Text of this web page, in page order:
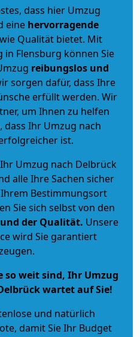
dass hier Umzug
eine hervorragende
Qualität bietet. Mit
Flensburg können Sie
reibungslos und
sorgen dafür, dass Ihre
erfüllt werden. Wir
um Ihnen zu helfen
dass Ihr Umzug nach
ist.
Umzug nach Delbrück
alle Ihre Sachen sicher
Bestimmungsort
Sie sich selbst von den
der Qualität. Unsere
wird Sie garantiert
so weit sind, Ihr Umzug
wartet auf Sie!
und natürlich
, damit Sie Ihr Budget